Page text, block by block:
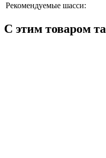
Рекомендуемые шасси:
С этим товаром